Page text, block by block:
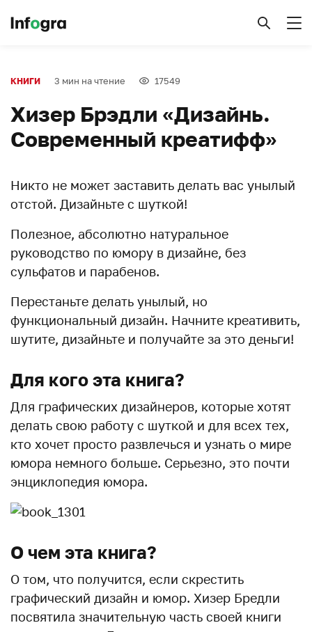
КНИГИ 3 мин на чтение 17549
Хизер Брэдли «Дизайнь.
Современный креатифф»
Никто не может заставить делать вас унылый
отстой. Дизайньте с шуткой!
Полезное, абсолютно натуральное
руководство по юмору в дизайне, без
сульфатов и парабенов.
Перестаньте делать унылый, но
функциональный дизайн. Начните креативить,
шутите, дизайньте и получайте за это деньги!
Для кого эта книга?
Для графических дизайнеров, которые хотят
делать свою работу с шуткой и для всех тех,
кто хочет просто развлечься и узнать о мире
юмора немного больше. Серьезно, это почти
энциклопедия юмора.
О чем эта книга?
О том, что получится, если скрестить
графический дизайн и юмор. Хизер Бредли
посвятила значительную часть своей книги